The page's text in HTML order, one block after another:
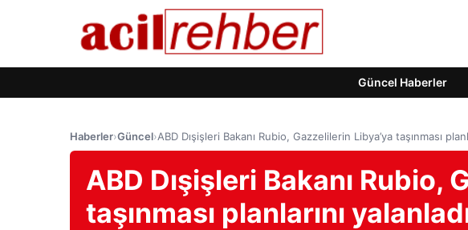
Güncel Haberler
Haberler›Güncel›ABD Dışişleri Bakanı Rubio, Gazzelilerin Libya’ya taşınması
ABD Dışişleri Bakanı Rubio,
taşınması planlarını